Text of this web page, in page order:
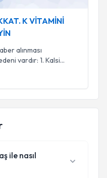
K VİTAMİNİ
alınması
önerilmesinin birkaç önemli nedeni vardır: 1. Kalsi...
ile nasıl